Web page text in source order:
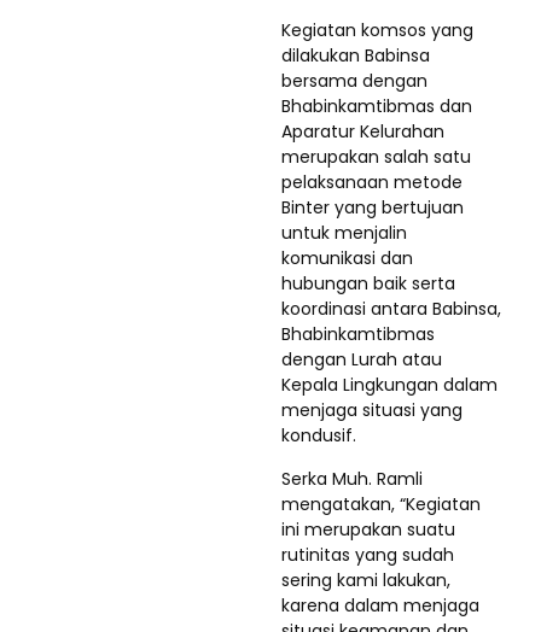
Kegiatan komsos yang
dilakukan Babinsa
bersama dengan
Bhabinkamtibmas dan
Aparatur Kelurahan
merupakan salah satu
pelaksanaan metode
Binter yang bertujuan
untuk menjalin
komunikasi dan
hubungan baik serta
koordinasi antara Babinsa,
Bhabinkamtibmas
dengan Lurah atau
Kepala Lingkungan dalam
menjaga situasi yang
kondusif.
Serka Muh. Ramli
mengatakan, “Kegiatan
ini merupakan suatu
rutinitas yang sudah
sering kami lakukan,
karena dalam menjaga